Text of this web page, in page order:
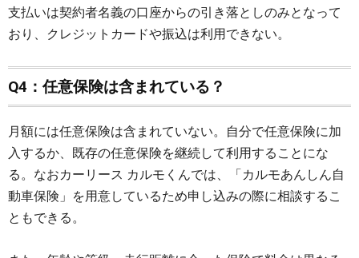
支払いは契約者名義の口座からの引き落としのみとなって
おり、クレジットカードや振込は利用できない。
Q4：任意保険は含まれている？
月額には任意保険は含まれていない。自分で任意保険に加
入するか、既存の任意保険を継続して利用することにな
る。なおカーリース カルモくんでは、「カルモあんしん自
動車保険」を用意しているため申し込みの際に相談するこ
ともできる。